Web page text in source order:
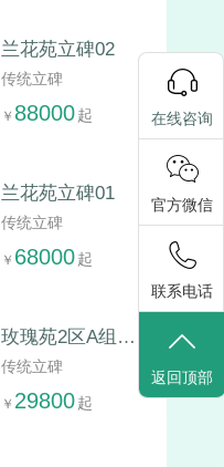
兰花苑立碑02
传统立碑
88000
兰花苑立碑01
传统立碑
68000
玫瑰苑2区A组立碑
传统立碑
29800
在线咨询
官方微信
联系电话
返回顶部